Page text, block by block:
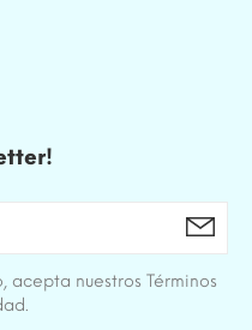
nuestros Términos